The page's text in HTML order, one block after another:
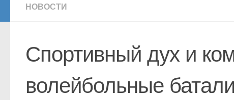
НОВОСТИ
Спортивный дух и
волейбольные